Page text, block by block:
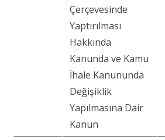
Çerçevesinde
Yaptırılması
Hakkında
Kanunda ve Kamu
İhale Kanununda
Değişiklik
Yapılmasına Dair
Kanun